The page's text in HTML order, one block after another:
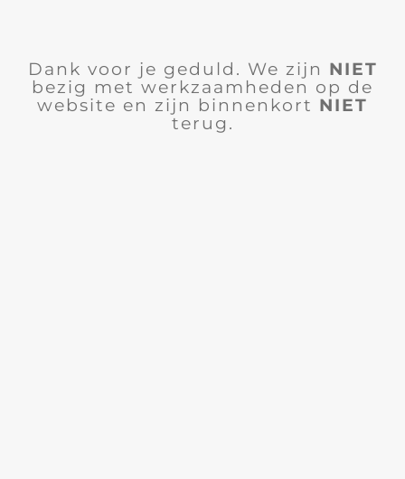
Dank voor je geduld. We zijn NIET
bezig met werkzaamheden op de
website en zijn binnenkort NIET
terug.